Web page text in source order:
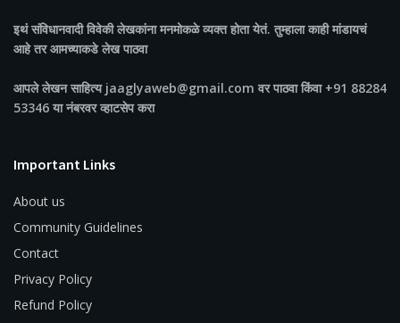
इथं संविधानवादी विवेकी लेखकांना मनमोकळे व्यक्त होता येतं. तुम्हाला काही मांडायचं
आहे तर आमच्याकडे लेख पाठवा
आपले लेखन साहित्य jaaglyaweb@gmail.com वर पाठवा किंवा +91 88284
53346 या नंबरवर व्हाटसेप करा
Important Links
About us
Community Guidelines
Contact
Privacy Policy
Refund Policy